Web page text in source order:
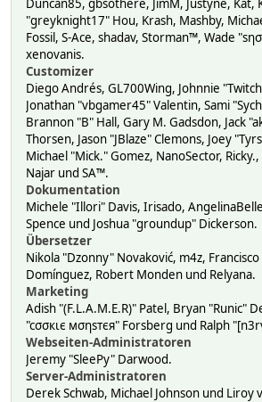
Duncan85, gbsothere, JimM, Justyne, Kat,
"greyknight17" Hou, Krash, Mashby,
Fossil, S-Ace, shadav, Storman™, Wade
xenovanis.
Customizer
Diego Andrés, GL700Wing, Johnnie
Jonathan "vbgamer45" Valentin, Sami
Brannon "B" Hall, Gary M. Gadsdon, Jack
Thorsen, Jason "JBlaze" Clemons, Joey
Michael "Mick." Gomez, NanoSector, Ricky.,
Najar und SA™.
Dokumentation
Michele "Illori" Davis, Irisado,
Spence und Joshua "groundup" Dickerson.
Übersetzer
Nikola "Dzonny" Novaković, m4z,
Domínguez, Robert Monden und Relyana.
Marketing
Adish "(F.L.A.M.E.R)" Patel, Bryan "Runic"
"cσσкιє мσηѕтєя" Forsberg und Ralph
Webseiten-Administratoren
Jeremy "SleePy" Darwood.
Server-Administratoren
Derek Schwab, Michael Johnson und Liroy